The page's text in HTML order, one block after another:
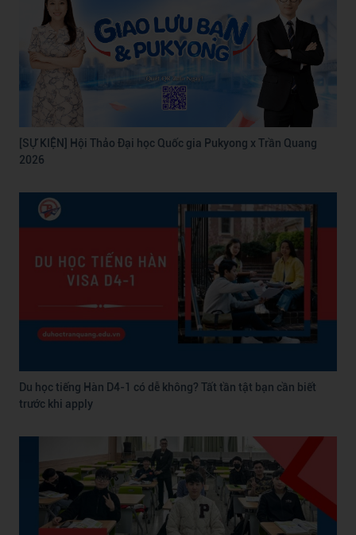
[SỰ KIỆN] Hội Thảo Đại học Quốc gia Pukyong x Trần Quang
2026
Du học tiếng Hàn D4-1 có dễ không? Tất tần tật bạn cần biết
trước khi apply